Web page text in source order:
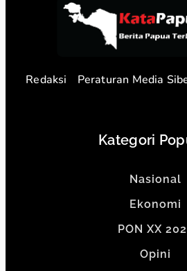
Redaksi Peraturan Media
Kategori
Nasional
Ekonomi
PON XX
Opini